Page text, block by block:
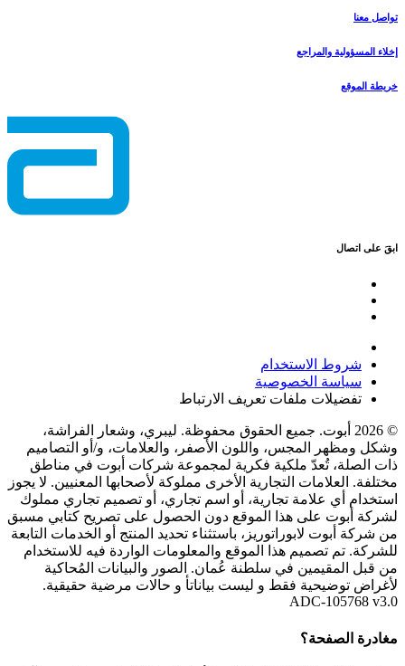
تواصل معنا
إخلاء المسؤولية والمراجع
خريطة الموقع
ابقَ على اتصال
شروط الاستخدام
سياسة الخصوصية
تفضيلات ملفات تعريف الارتباط
© 2026 أبوت. جميع الحقوق محفوظة. ليبري، وشعار الفراشة،
وشكل ومظهر المجس، واللون الأصفر، والعلامات، و/أو التصاميم
ذات الصلة، تُعدّ ملكية فكرية لمجموعة شركات أبوت في مناطق
مختلفة. العلامات التجارية الأخرى مملوكة لأصحابها المعنيين. لا يجوز
استخدام أي علامة تجارية، أو اسم تجاري، أو تصميم تجاري مملوك
لشركة أبوت على هذا الموقع دون الحصول على تصريح كتابي مسبق
من شركة أبوت لابوراتوريز، باستثناء تحديد المنتج أو الخدمات التابعة
للشركة. تم تصميم هذا الموقع والمعلومات الواردة فيه للاستخدام
من قبل المقيمين في سلطنة عُمان. الصور والبيانات المُحاكية
لأغراض توضيحية فقط و ليست بياناتأ و حالات مرضية حقيقية.
ADC-105768 v3.0
مغادرة الصفحة؟